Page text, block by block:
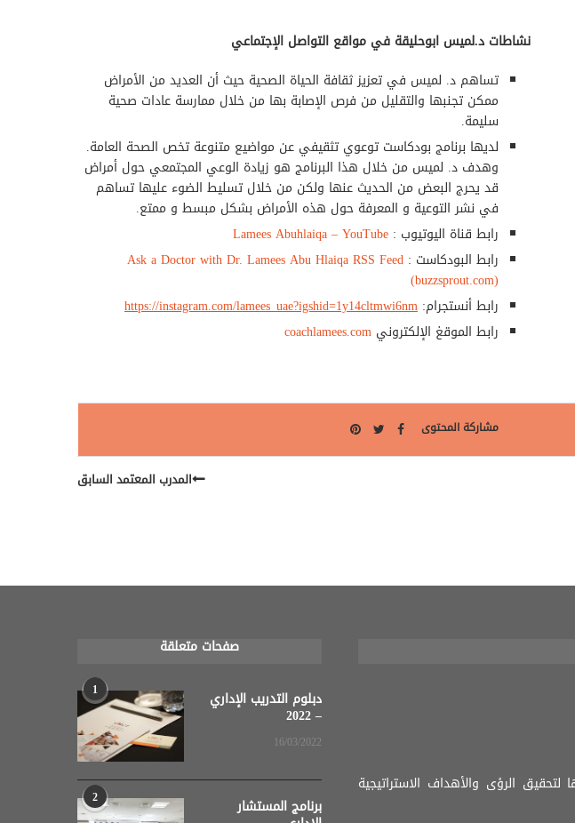
نشاطات د.لميس ابوحليقة في مواقع التواصل الإجتماعي
تساهم د. لميس في تعزيز ثقافة الحياة الصحية حيث أن العديد من الأمراض
ممكن تجنبها والتقليل من فرص الإصابة بها من خلال ممارسة عادات صحية
سليمة.
لديها برنامج بودكاست توعوي تثقيفي عن مواضيع متنوعة تخص الصحة العامة.
وهدف د. لميس من خلال هذا البرنامج هو زيادة الوعي المجتمعي حول أمراض
قد يحرج البعض من الحديث عنها ولكن من خلال تسليط الضوء عليها تساهم
في نشر التوعية و المعرفة حول هذه الأمراض بشكل مبسط و ممتع.
رابط قناة اليوتيوب :
LameesAbuhlaiqa– YouTube
رابط البودكاست :Ask a Doctor with Dr. Lamees Abu Hlaiqa RSS Feed
(buzzsprout.com)
رابط أنستجرام:https://instagram.com/lamees_uae?igshid=1y14cltmwi6nm
رابط الموقغ الإلكترونيcoachlamees.com
مشاركة المحتوى
المدرب المعتمد السابق
الرؤى والأهداف الاستراتيجية
صفحات متعلقة
1 دبلوم التدريب الإداري
– 2022
16/03/2022
2 برنامج المستشار